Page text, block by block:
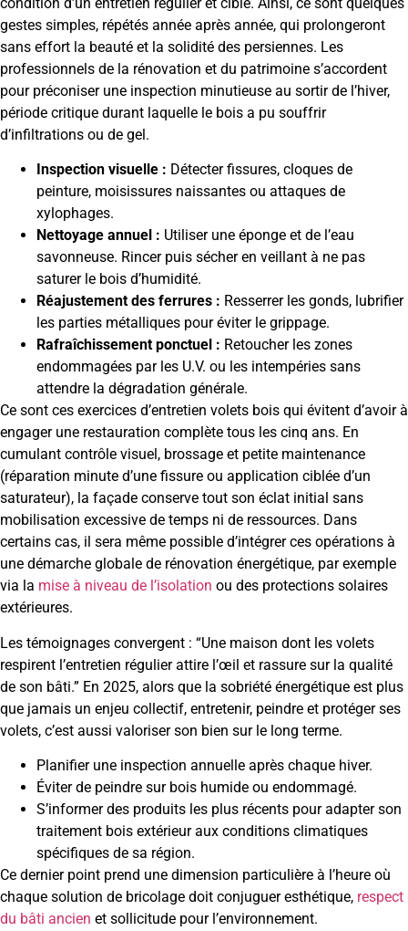
gestes simples, répétés année après année, qui prolongeront
sans effort la beauté et la solidité des persiennes. Les
professionnels de la rénovation et du patrimoine s’accordent
pour préconiser une inspection minutieuse au sortir de l’hiver,
période critique durant laquelle le bois a pu souffrir
d’infiltrations ou de gel.
Inspection visuelle : Détecter fissures, cloques de
peinture, moisissures naissantes ou attaques de
xylophages.
Nettoyage annuel : Utiliser une éponge et de l’eau
savonneuse. Rincer puis sécher en veillant à ne pas
saturer le bois d’humidité.
Réajustement des ferrures : Resserrer les gonds, lubrifier
les parties métalliques pour éviter le grippage.
Rafraîchissement ponctuel : Retoucher les zones
endommagées par les U.V. ou les intempéries sans
attendre la dégradation générale.
Ce sont ces exercices d’entretien volets bois qui évitent d’avoir à
engager une restauration complète tous les cinq ans. En
cumulant contrôle visuel, brossage et petite maintenance
(réparation minute d’une fissure ou application ciblée d’un
saturateur), la façade conserve tout son éclat initial sans
mobilisation excessive de temps ni de ressources. Dans
certains cas, il sera même possible d’intégrer ces opérations à
une démarche globale de rénovation énergétique, par exemple
via la mise à niveau de l’isolation ou des protections solaires
extérieures.
Les témoignages convergent : “Une maison dont les volets
respirent l’entretien régulier attire l’œil et rassure sur la qualité
de son bâti.” En 2025, alors que la sobriété énergétique est plus
que jamais un enjeu collectif, entretenir, peindre et protéger ses
volets, c’est aussi valoriser son bien sur le long terme.
Planifier une inspection annuelle après chaque hiver.
Éviter de peindre sur bois humide ou endommagé.
S’informer des produits les plus récents pour adapter son
traitement bois extérieur aux conditions climatiques
spécifiques de sa région.
Ce dernier point prend une dimension particulière à l’heure où
chaque solution de bricolage doit conjuguer esthétique, respect
du bâti ancien et sollicitude pour l’environnement.